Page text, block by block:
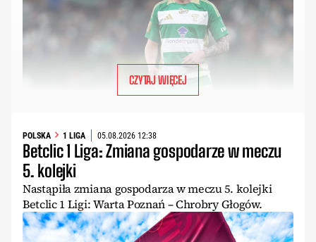
CZYTAJ WIĘCEJ
POLSKA 1 LIGA 05.08.2026 12:38
Betclic 1 Liga: Zmiana gospodarze w meczu
5. kolejki
Nastąpiła zmiana gospodarza w meczu 5. kolejki
Betclic 1 Ligi: Warta Poznań – Chrobry Głogów.